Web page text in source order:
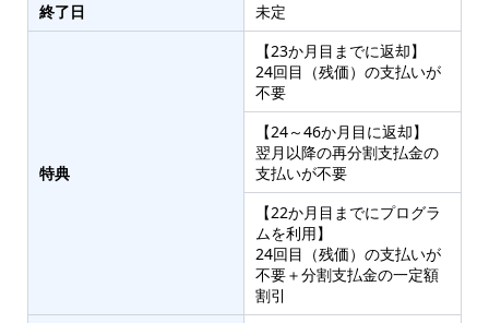
終了日
未定
特典
【23か月目までに返却】
24回目（残価）の支払いが
不要
【24～46か月目に返却】
翌月以降の再分割支払金の
支払いが不要
【22か月目までにプログラ
ムを利用】
24回目（残価）の支払いが
不要＋分割支払金の一定額
割引